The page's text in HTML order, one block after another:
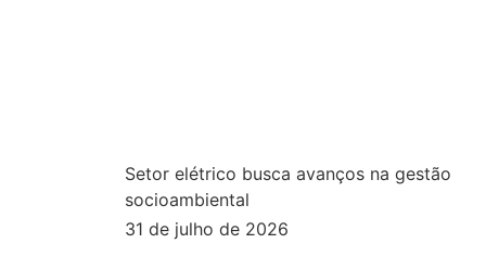
Setor elétrico busca avanços na gestão
socioambiental
31 de julho de 2026